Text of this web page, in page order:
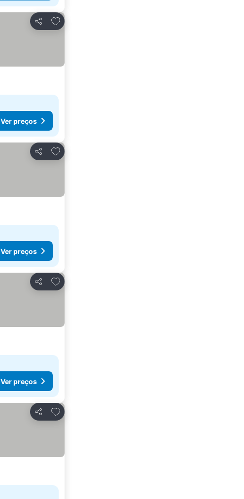
Partilhar
Adicionar aos favoritos
Ver preços
Partilhar
Adicionar aos favoritos
Ver preços
Partilhar
Adicionar aos favoritos
Ver preços
Partilhar
Adicionar aos favoritos